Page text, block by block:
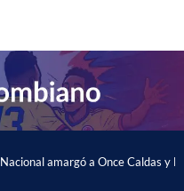
Nacional amargó a Once Caldas y